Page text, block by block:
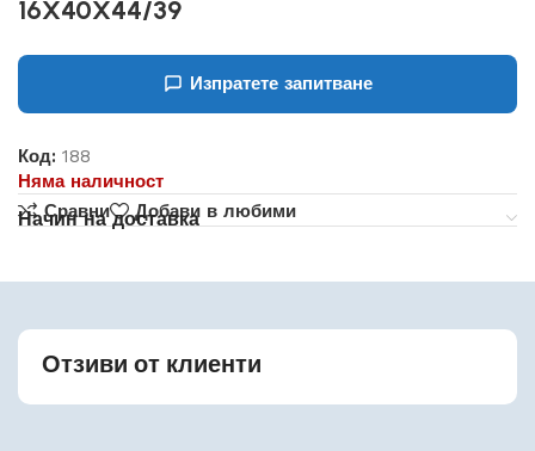
16X40X44/39
Изпратете запитване
Код:188
Няма наличност
Сравни
Добави в любими
Начин на доставка
Отзиви от клиенти